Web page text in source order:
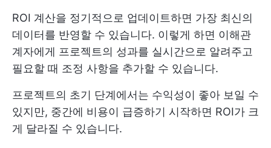
ROI 계산을 정기적으로 업데이트하면 가장 최신의
데이터를 반영할 수 있습니다. 이렇게 하면 이해관
계자에게 프로젝트의 성과를 실시간으로 알려주고
필요할 때 조정 사항을 추가할 수 있습니다.
프로젝트의 초기 단계에서는 수익성이 좋아 보일 수
있지만, 중간에 비용이 급증하기 시작하면 ROI가 크
게 달라질 수 있습니다.